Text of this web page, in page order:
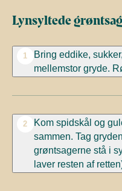
Lynsyltede
1
Bring eddike,
mellemstor gryde.
2
Kom spidskål og
sammen. Tag
grøntsagerne stå i
laver resten af